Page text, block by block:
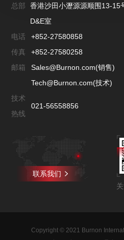
总部
香港沙田小瀝源源顺围13-15
D&E室
电话
+852-27580858
传真
+852-27580258
邮箱
Sales@Burnon.com(销售)
Tech@Burnon.com(技术)
技术
热线
021-56558856
联系我们
Copyright © 2021 Burnon